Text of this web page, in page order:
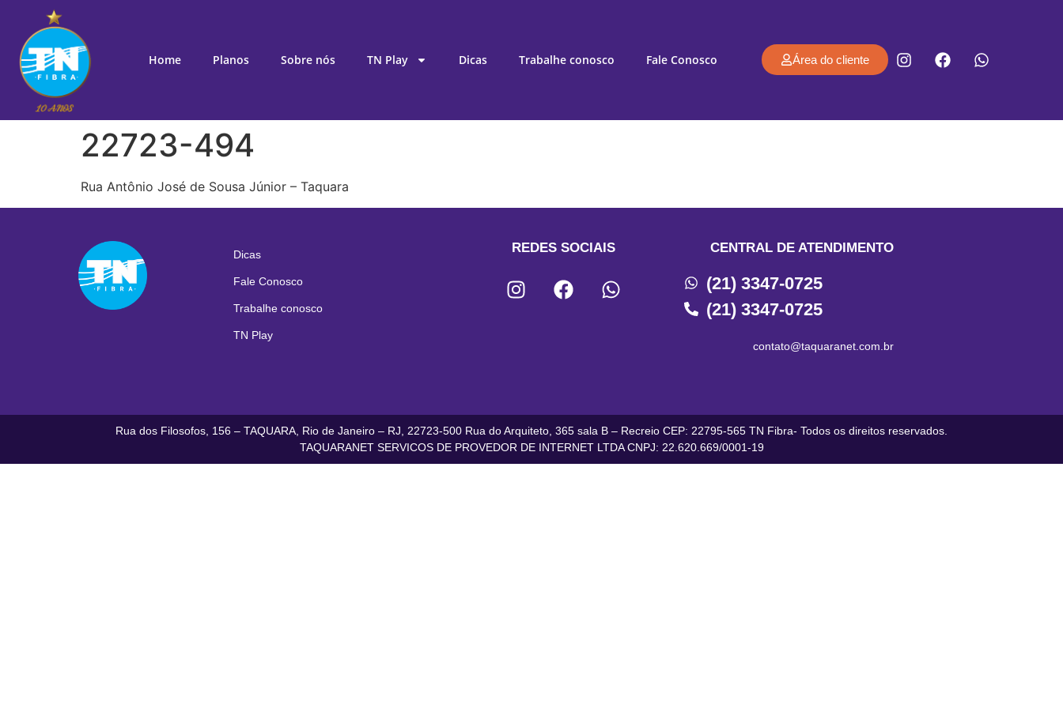
Home Planos Sobre nós TN Play Dicas Trabalhe conosco Fale Conosco Área do cliente
22723-494
Rua Antônio José de Sousa Júnior – Taquara
Dicas
Fale Conosco
Trabalhe conosco
TN Play
REDES SOCIAIS CENTRAL DE ATENDIMENTO
(21) 3347-0725
(21) 3347-0725
contato@taquaranet.com.br
Rua dos Filosofos, 156 – TAQUARA, Rio de Janeiro – RJ, 22723-500 Rua do Arquiteto, 365 sala B – Recreio CEP: 22795-565 TN Fibra- Todos os direitos reservados.
TAQUARANET SERVICOS DE PROVEDOR DE INTERNET LTDA CNPJ: 22.620.669/0001-19